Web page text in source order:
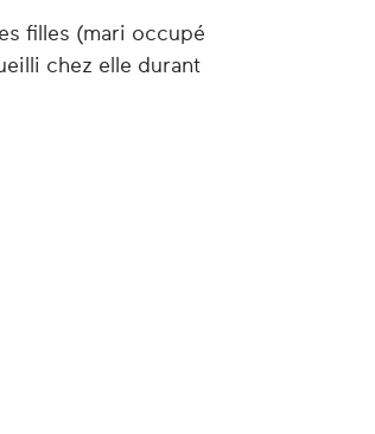
filles (mari occupé
chez elle durant